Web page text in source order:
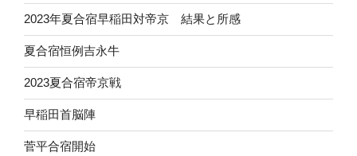
2023年夏合宿早稲田対帝京 結果と所感
夏合宿恒例吉永牛
2023夏合宿帝京戦
早稲田首脳陣
菅平合宿開始